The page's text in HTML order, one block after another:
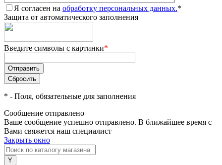
Я согласен на обработку персональных данных.*
Защита от автоматического заполнения
Введите символы с картинки*
* - Поля, обязательные для заполнения
Сообщение отправлено
Ваше сообщение успешно отправлено. В ближайшее время с
Вами свяжется наш специалист
Закрыть окно